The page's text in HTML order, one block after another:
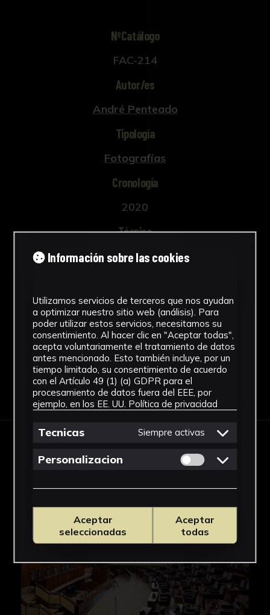
NºCatálogo
FAC-214
Autor/es
André Penteado
Tipología
Fotografías
Cronología
2020
Técnica
Fotografía
CICUS. Edificio Madre de Dios
Ver más
Descargar Ficha
IMÁGENES
Información sobre las cookies
Utilizamos servicios de terceros que nos ayudan
a optimizar nuestro sitio web (análisis). Para
poder utilizar estos servicios, necesitamos su
consentimiento. Al hacer clic en "Aceptar todas",
acepta voluntariamente el tratamiento de datos
antes mencionado. Esto también incluye, por un
tiempo limitado, su consentimiento de acuerdo
con el Artículo 49 (1) (a) GDPR para el
procesamiento de datos fuera del EEE, por
ejemplo, en los EE. UU. Política de privacidad
Tecnicas Siempre activas
Personalizacion Permitir cookies
Aceptar
seleccionadas
Aceptar
todas